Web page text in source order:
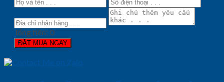
Tổng tiền: 0
ĐẶT MUA NGAY